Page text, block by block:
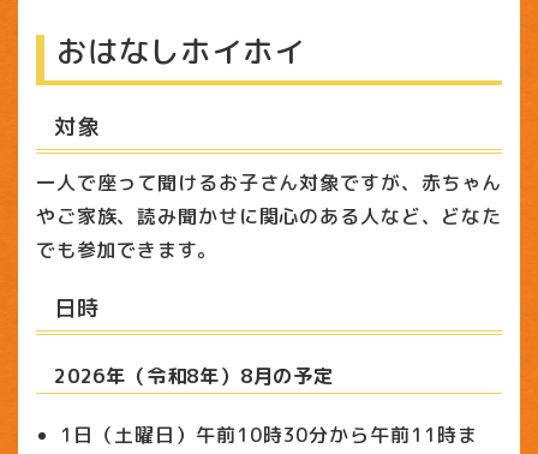
おはなしホイホイ
対象
一人で座って聞けるお子さん対象ですが、赤ちゃん
やご家族、読み聞かせに関心のある人など、どなた
でも参加できます。
日時
2026年（令和8年）8月の予定
1日（土曜日）午前10時30分から午前11時ま